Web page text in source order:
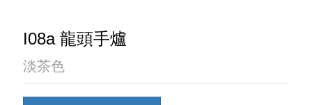
I08a 龍頭手爐
淡茶色